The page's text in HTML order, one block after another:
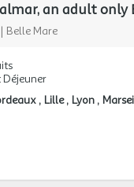
an adult only
| Belle Mare
Déjeuner
Lille Lyon